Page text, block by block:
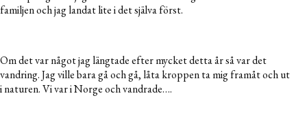
familjen och jag landat lite i det själva först.
Om det var något jag längtade efter mycket detta år så var det
vandring. Jag ville bara gå och gå, låta kroppen ta mig framåt och ut
i naturen. Vi var i Norge och vandrade….